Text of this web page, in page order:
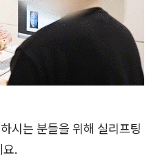
시는 분들을 위해 실리프팅
.